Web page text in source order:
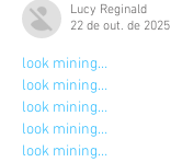
Lucy Reginald
22 de out. de 2025
look mining…
look mining…
look mining…
look mining…
look mining…